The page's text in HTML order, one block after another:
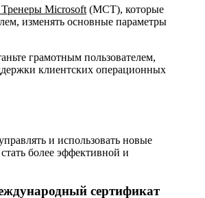
Microsoft (MCT), которые
изменять основные параметры
грамотным пользователем,
клиентских операционных
и использовать новые
более эффективной и
сертификат